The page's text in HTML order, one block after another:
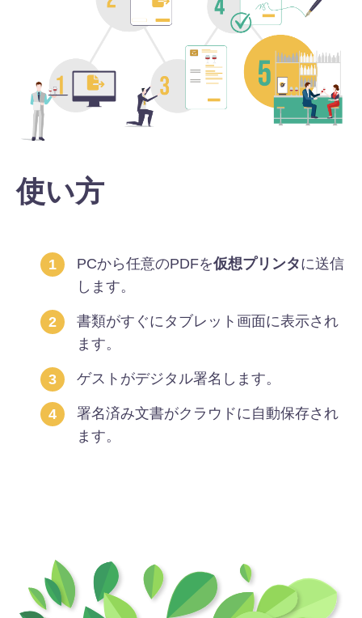
使い方
PCから任意のPDFを仮想プリンタに送信
します。
書類がすぐにタブレット画面に表示され
ます。
ゲストがデジタル署名します。
署名済み文書がクラウドに自動保存され
ます。